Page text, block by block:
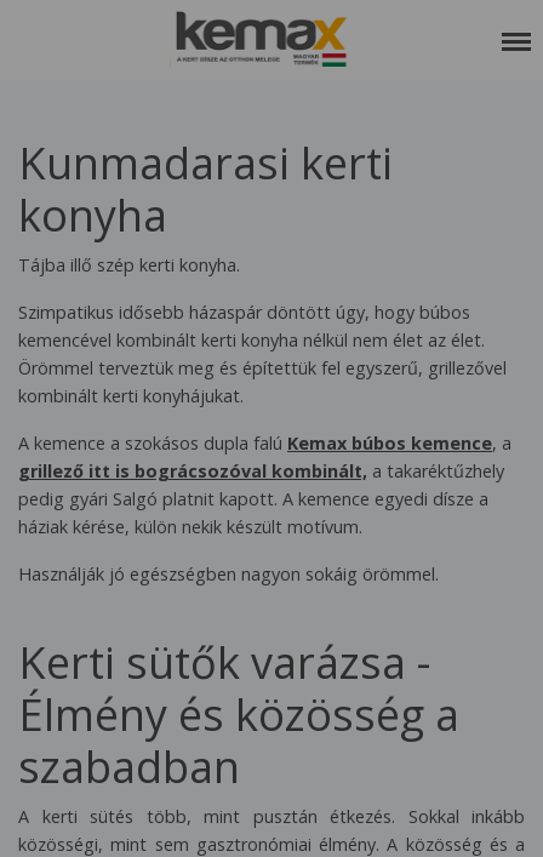
SZOLGÁLTATÁSAINK
REFERENCIÁK
KEDVCSINÁLÓ
KAPCSOLAT
ETIKAI KÓDEX
Kunmadarasi kerti
konyha
Tájba illő szép kerti konyha.
Szimpatikus idősebb házaspár döntött úgy, hogy búbos
kemencével kombinált kerti konyha nélkül nem élet az élet.
Örömmel terveztük meg és építettük fel egyszerű, grillezővel
kombinált kerti konyhájukat.
A kemence a szokásos dupla falú Kemax búbos kemence, a
grillező itt is bográcsozóval kombinált, a takaréktűzhely
pedig gyári Salgó platnit kapott. A kemence egyedi dísze a
háziak kérése, külön nekik készült motívum.
Használják jó egészségben nagyon sokáig örömmel.
Kerti sütők varázsa -
Élmény és közösség a
szabadban
A kerti sütés több, mint pusztán étkezés. Sokkal inkább
közösségi, mint sem gasztronómiai élmény. A közösség és a